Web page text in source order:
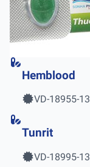
Hemblood
VD-18955-13
Tunrit
VD-18995-13